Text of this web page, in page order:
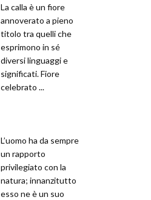
La calla è un fiore
annoverato a pieno
titolo tra quelli che
esprimono in sé
diversi linguaggi e
significati. Fiore
celebrato ...
L’uomo ha da sempre
un rapporto
privilegiato con la
natura; innanzitutto
esso ne è un suo